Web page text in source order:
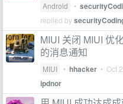
Android •
replied by
MIUI 关闭 MIUI 优
的消息通知
MIUI • hhacker • Oct
ipdnor